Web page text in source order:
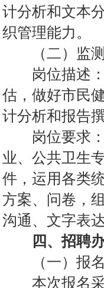
计分析和文本
织管理能力。
（二）监测
岗位描述：
估，做好市民
计分析和报告
岗位要求：
业、公共卫生
件，运用各类
方案、问卷，
沟通、文字表
四、招聘
（一）报名
本次报名采